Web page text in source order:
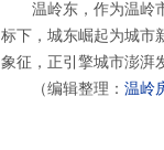
温岭东，作为温岭
标下，城东崛起为城市
象征，正引擎城市澎湃
（编辑整理： 温岭